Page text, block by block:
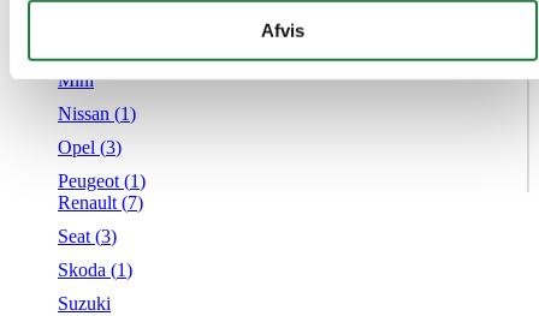
givet dem, eller som de har indsamlet fra din brug af deres
tjenester.
Afvis
Mini
Nissan (1)
Opel (3)
Peugeot (1)
Renault (7)
Seat (3)
Skoda (1)
Suzuki